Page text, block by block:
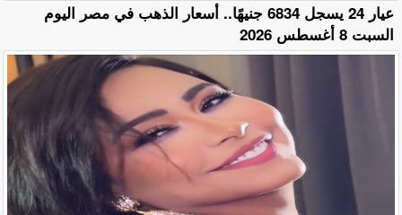
عيار 24 يسجل 6834 جنيهًا.. أسعار الذهب في مصر اليوم
السبت 8 أغسطس 2026